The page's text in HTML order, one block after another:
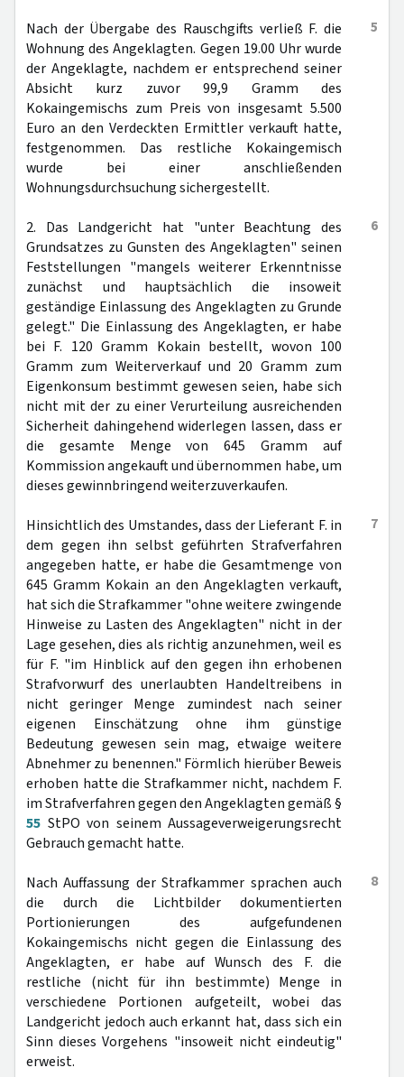
5
Nach der Übergabe des Rauschgifts verließ F. die
Wohnung des Angeklagten. Gegen 19.00 Uhr wurde
der Angeklagte, nachdem er entsprechend seiner
Absicht kurz zuvor 99,9 Gramm des
Kokaingemischs zum Preis von insgesamt 5.500
Euro an den Verdeckten Ermittler verkauft hatte,
festgenommen. Das restliche Kokaingemisch
wurde bei einer anschließenden
Wohnungsdurchsuchung sichergestellt.
6
2. Das Landgericht hat "unter Beachtung des
Grundsatzes zu Gunsten des Angeklagten" seinen
Feststellungen "mangels weiterer Erkenntnisse
zunächst und hauptsächlich die insoweit
geständige Einlassung des Angeklagten zu Grunde
gelegt." Die Einlassung des Angeklagten, er habe
bei F. 120 Gramm Kokain bestellt, wovon 100
Gramm zum Weiterverkauf und 20 Gramm zum
Eigenkonsum bestimmt gewesen seien, habe sich
nicht mit der zu einer Verurteilung ausreichenden
Sicherheit dahingehend widerlegen lassen, dass er
die gesamte Menge von 645 Gramm auf
Kommission angekauft und übernommen habe, um
dieses gewinnbringend weiterzuverkaufen.
7
Hinsichtlich des Umstandes, dass der Lieferant F. in
dem gegen ihn selbst geführten Strafverfahren
angegeben hatte, er habe die Gesamtmenge von
645 Gramm Kokain an den Angeklagten verkauft,
hat sich die Strafkammer "ohne weitere zwingende
Hinweise zu Lasten des Angeklagten" nicht in der
Lage gesehen, dies als richtig anzunehmen, weil es
für F. "im Hinblick auf den gegen ihn erhobenen
Strafvorwurf des unerlaubten Handeltreibens in
nicht geringer Menge zumindest nach seiner
eigenen Einschätzung ohne ihm günstige
Bedeutung gewesen sein mag, etwaige weitere
Abnehmer zu benennen." Förmlich hierüber Beweis
erhoben hatte die Strafkammer nicht, nachdem F.
im Strafverfahren gegen den Angeklagten gemäß §
55 StPO von seinem Aussageverweigerungsrecht
Gebrauch gemacht hatte.
8
Nach Auffassung der Strafkammer sprachen auch
die durch die Lichtbilder dokumentierten
Portionierungen des aufgefundenen
Kokaingemischs nicht gegen die Einlassung des
Angeklagten, er habe auf Wunsch des F. die
restliche (nicht für ihn bestimmte) Menge in
verschiedene Portionen aufgeteilt, wobei das
Landgericht jedoch auch erkannt hat, dass sich ein
Sinn dieses Vorgehens "insoweit nicht eindeutig"
erweist.